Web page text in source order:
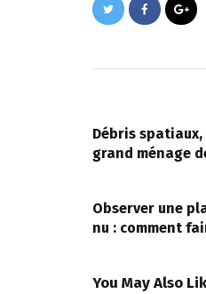
l’article
Débris spatiaux,
grand ménage
Observer une
nu : comment
You May Also